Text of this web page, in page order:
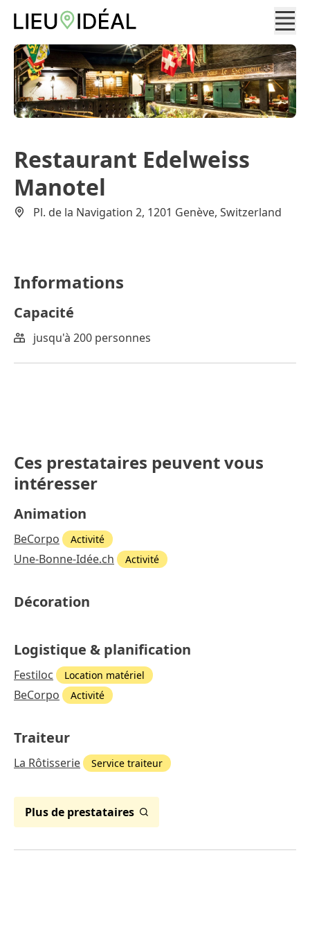
Restaurant Edelweiss
Manotel
Pl. de la Navigation 2, 1201 Genève, Switzerland
Informations
Capacité
jusqu'à 200 personnes
Ces prestataires peuvent vous
intéresser
Animation
BeCorpo Activité
Une-Bonne-Idée.ch Activité
Décoration
Logistique & planification
Festiloc Location matériel
BeCorpo Activité
Traiteur
La Rôtisserie Service traiteur
Plus de prestataires